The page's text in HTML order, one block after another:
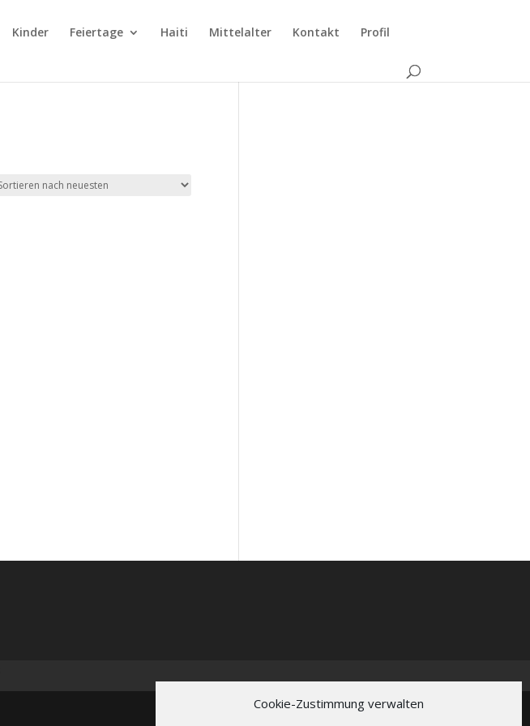
Cookie-Zustimmung verwalten
Kinder Feiertage Haiti Mittelalter Kontakt Profil